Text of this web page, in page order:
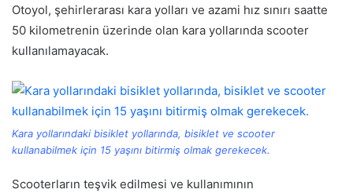
Otoyol, şehirlerarası kara yolları ve azami hız sınırı saatte
50 kilometrenin üzerinde olan kara yollarında scooter
kullanılamayacak.
Kara yollarındaki bisiklet yollarında, bisiklet ve scooter
kullanabilmek için 15 yaşını bitirmiş olmak gerekecek.
Scooterların teşvik edilmesi ve kullanımının